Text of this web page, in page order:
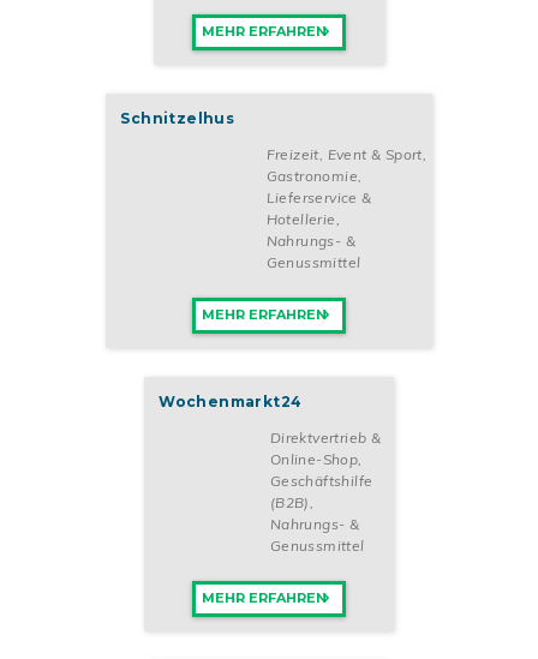
MEHR ERFAHREN
Schnitzelhus
Freizeit, Event & Sport
Gastronomie,
Lieferservice &
Hotellerie
Nahrungs- &
Genussmittel
MEHR ERFAHREN
Wochenmarkt24
Direktvertrieb &
Online-Shop
Geschäftshilfe
(B2B)
Nahrungs- &
Genussmittel
MEHR ERFAHREN